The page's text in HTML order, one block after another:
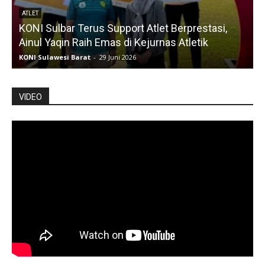
ATLET
KONI Sulbar Terus Support Atlet Berprestasi,
Ainul Yaqin Raih Emas di Kejurnas Atletik
KONI Sulawesi Barat - 29 Juni 2026
VIDEO